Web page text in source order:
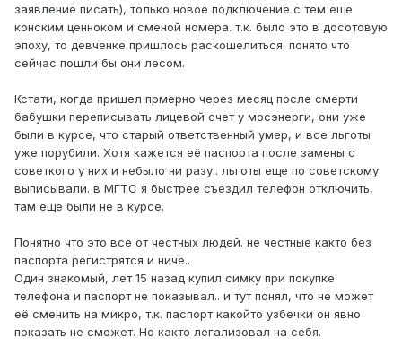
заявление писать), только новое подключение с тем еще
конским ценноком и сменой номера. т.к. было это в досотовую
эпоху, то девченке пришлось раскошелиться. понято что
сейчас пошли бы они лесом.
Кстати, когда пришел прмерно через месяц после смерти
бабушки переписывать лицевой счет у мосэнерги, они уже
были в курсе, что старый ответственный умер, и все льготы
уже порубили. Хотя кажется её паспорта после замены с
советкого у них и небыло ни разу.. льготы еще по советскому
выписывали. в МГТС я быстрее съездил телефон отключить,
там еще были не в курсе.
Понятно что это все от честных людей. не честные както без
паспорта регистрятся и ниче..
Один знакомый, лет 15 назад купил симку при покупке
телефона и паспорт не показывал.. и тут понял, что не может
её сменить на микро, т.к. паспорт какойто узбечки он явно
показать не сможет. Но както легализовал на себя.